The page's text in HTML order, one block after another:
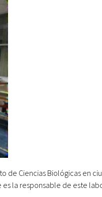
de Ciencias Biológicas en
es la responsable de este